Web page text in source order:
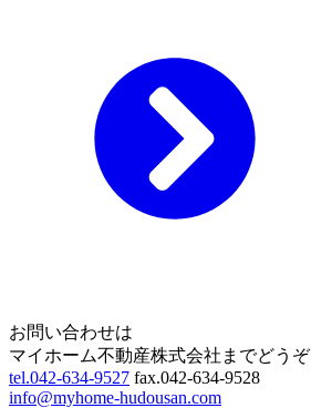
お問い合わせは
マイホーム不動産株式会社までどうぞ
tel.042-634-9527 fax.042-634-9528
info@myhome-hudousan.com